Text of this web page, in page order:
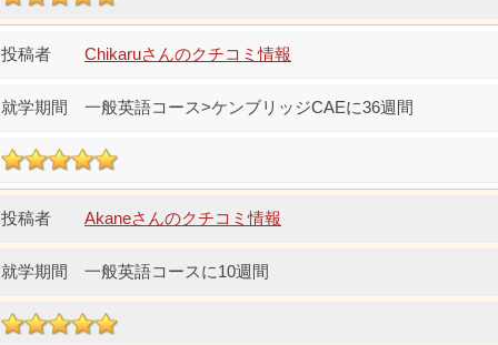
Chikaruさんのクチコミ情報
一般英語コース>ケンブリッジCAEに36週間
Akaneさんのクチコミ情報
一般英語コースに10週間